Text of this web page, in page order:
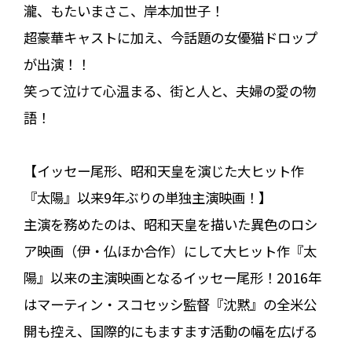
瀧、もたいまさこ、岸本加世子！
超豪華キャストに加え、今話題の女優猫ドロップ
が出演！！
笑って泣けて心温まる、街と人と、夫婦の愛の物
語！
【イッセー尾形、昭和天皇を演じた大ヒット作
『太陽』以来9年ぶりの単独主演映画！】
主演を務めたのは、昭和天皇を描いた異色のロシ
ア映画（伊・仏ほか合作）にして大ヒット作『太
陽』以来の主演映画となるイッセー尾形！2016年
はマーティン・スコセッシ監督『沈黙』の全米公
開も控え、国際的にもますます活動の幅を広げる